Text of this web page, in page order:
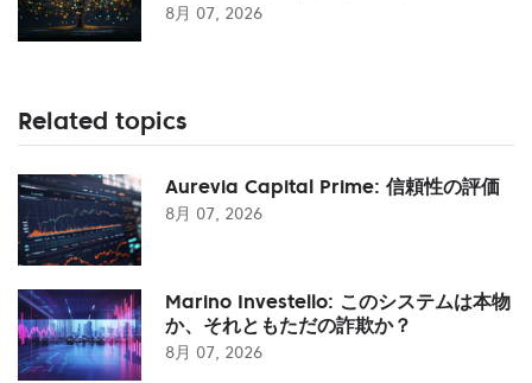
8月 07, 2026
Related topics
Aurevia Capital Prime: 信頼性の評価
8月 07, 2026
Marino Investello: このシステムは本物
か、それともただの詐欺か？
8月 07, 2026